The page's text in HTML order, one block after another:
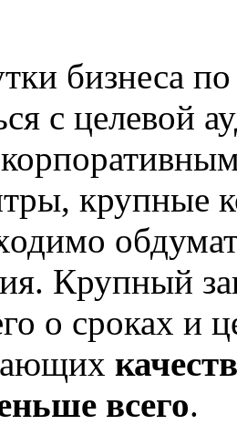
бизнеса
с целевой
крупные
Крупный
о сроках и
всего.